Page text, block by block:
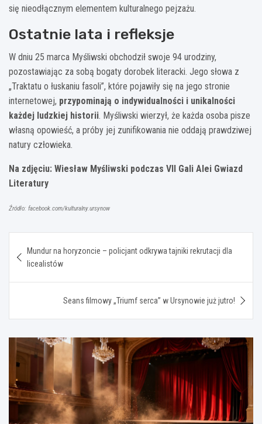
się nieodłącznym elementem kulturalnego pejzażu.
Ostatnie lata i refleksje
W dniu 25 marca Myśliwski obchodził swoje 94 urodziny,
pozostawiając za sobą bogaty dorobek literacki. Jego słowa z
„Traktatu o łuskaniu fasoli”, które pojawiły się na jego stronie
internetowej, przypominają o indywidualności i unikalności
każdej ludzkiej historii. Myśliwski wierzył, że każda osoba pisze
własną opowieść, a próby jej zunifikowania nie oddają prawdziwej
natury człowieka.
Na zdjęciu: Wiesław Myśliwski podczas VII Gali Alei Gwiazd
Literatury
Źródło: facebook.com/kulturalny.ursynow
wpisu
Mundur na horyzoncie – policjant odkrywa tajniki rekrutacji dla
licealistów
Seans filmowy „Triumf serca” w Ursynowie już jutro!